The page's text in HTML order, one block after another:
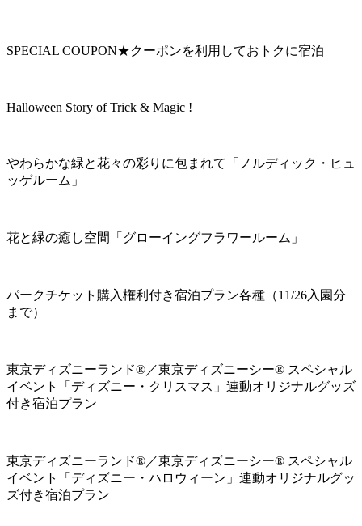
SPECIAL COUPON★クーポンを利用しておトクに宿泊
Halloween Story of Trick & Magic !
やわらかな緑と花々の彩りに包まれて「ノルディック・ヒュ
ッゲルーム」
花と緑の癒し空間「グローイングフラワールーム」
パークチケット購入権利付き宿泊プラン各種（11/26入園分
まで）
東京ディズニーランド®／東京ディズニーシー® スペシャル
イベント「ディズニー・クリスマス」連動オリジナルグッズ
付き宿泊プラン
東京ディズニーランド®／東京ディズニーシー® スペシャル
イベント「ディズニー・ハロウィーン」連動オリジナルグッ
ズ付き宿泊プラン